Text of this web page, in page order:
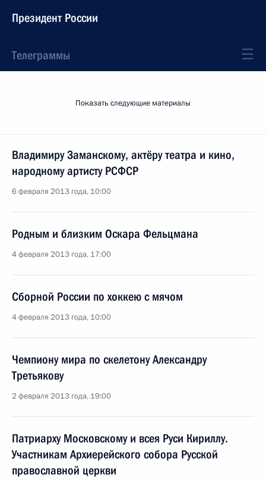
Президент России
Телеграммы
Показать следующие материалы
Владимиру Заманскому, актёру театра и кино,
народному артисту РСФСР
6 февраля 2013 года, 10:00
Родным и близким Оскара Фельцмана
4 февраля 2013 года, 17:00
Сборной России по хоккею с мячом
4 февраля 2013 года, 10:00
Чемпиону мира по скелетону Александру
Третьякову
2 февраля 2013 года, 19:00
Патриарху Московскому и всея Руси Кириллу.
Участникам Архиерейского собора Русской
православной церкви